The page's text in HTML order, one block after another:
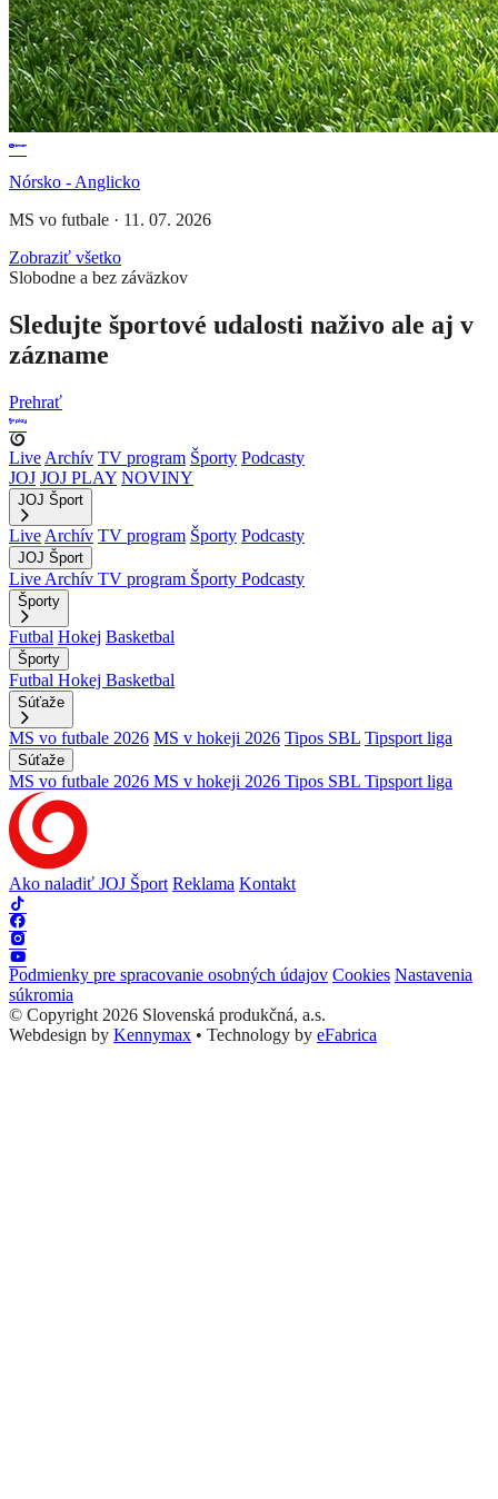
Nórsko - Anglicko
MS vo futbale · 11. 07. 2026
Zobraziť všetko
Slobodne a bez záväzkov
Sledujte športové udalosti naživo ale aj v
zázname
Prehrať
Live Archív TV program Športy Podcasty
JOJ JOJ PLAY NOVINY
JOJ Šport
Live Archív TV program Športy Podcasty
JOJ Šport
Live Archív TV program Športy Podcasty
Športy
Futbal Hokej Basketbal
Športy
Futbal Hokej Basketbal
Súťaže
MS vo futbale 2026 MS v hokeji 2026 Tipos SBL Tipsport liga
Súťaže
MS vo futbale 2026 MS v hokeji 2026 Tipos SBL Tipsport liga
Ako naladiť JOJ Šport Reklama Kontakt
Podmienky pre spracovanie osobných údajov Cookies Nastavenia
súkromia
© Copyright 2026 Slovenská produkčná, a.s.
Webdesign by Kennymax • Technology by eFabrica